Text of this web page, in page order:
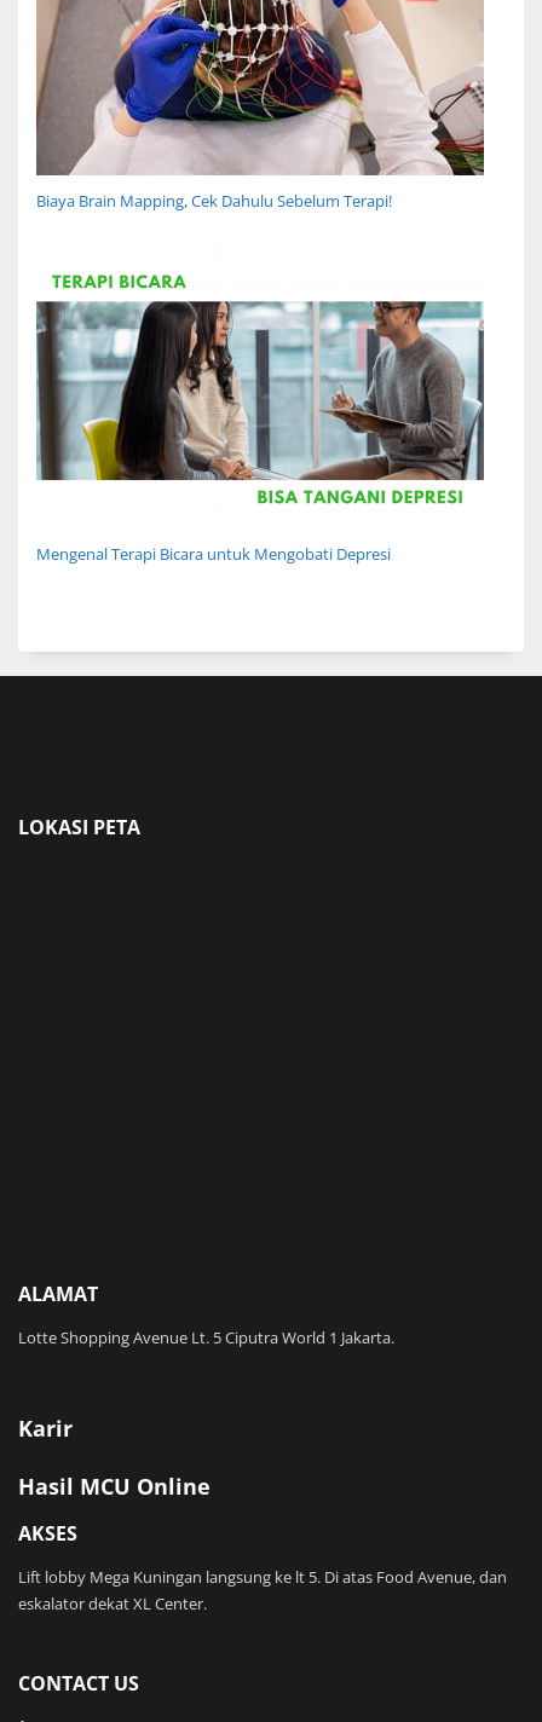
Biaya Brain Mapping, Cek Dahulu Sebelum Terapi!
Mengenal Terapi Bicara untuk Mengobati Depresi
LOKASI PETA
ALAMAT
Lotte Shopping Avenue Lt. 5 Ciputra World 1 Jakarta.
Karir
Hasil MCU Online
AKSES
Lift lobby Mega Kuningan langsung ke lt 5. Di atas Food Avenue, dan
eskalator dekat XL Center.
CONTACT US